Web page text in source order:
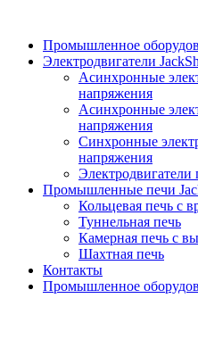
ЭГС
Промышленное
Электродвигатели
Асинхронные
напряжения
Асинхронные
напряжения
Синхронные
напряжения
Электродвигатели
Промышленные печи
Кольцевая печь с
Туннельная печь
Камерная печь с
Шахтная печь
Контакты
Промышленное